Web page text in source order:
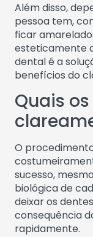
Além disso,
pessoa tem,
ficar
esteticamente
dental é a
benefícios do
Quais
O
sucesso,
biológica de
deixar os
consequência
rapidamente.